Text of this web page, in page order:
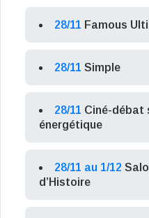
28/11 Famous
28/11 Simple
28/11 Ciné-débat
énergétique
28/11 au 1/12
d’Histoire